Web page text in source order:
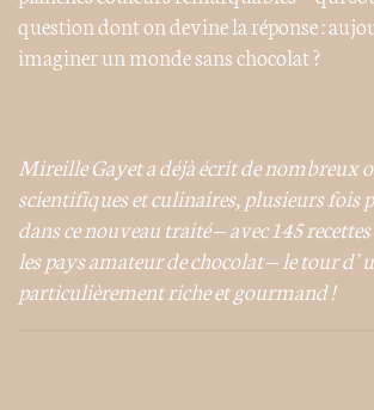
question dont on devine la réponse :
imaginer un monde sans chocolat ?
Mireille Gayet a déjà écrit de nombreux
scientifiques et culinaires, plusieurs fois
dans ce nouveau traité – avec 145
les pays amateur de chocolat – le tour
particulièrement riche et gourmand !